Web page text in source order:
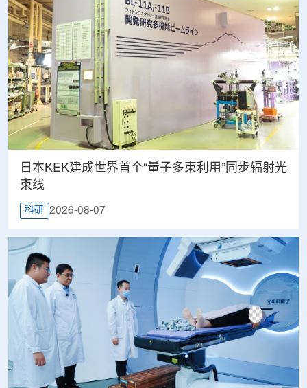
日本KEK建成世界首个“量子多束利用”同步辐射光
束线
科研 2026-08-07